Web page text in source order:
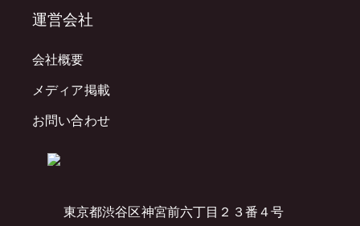
東京都渋谷区神宮前六丁目２３番４号
運営会社
会社概要
メディア掲載
お問い合わせ